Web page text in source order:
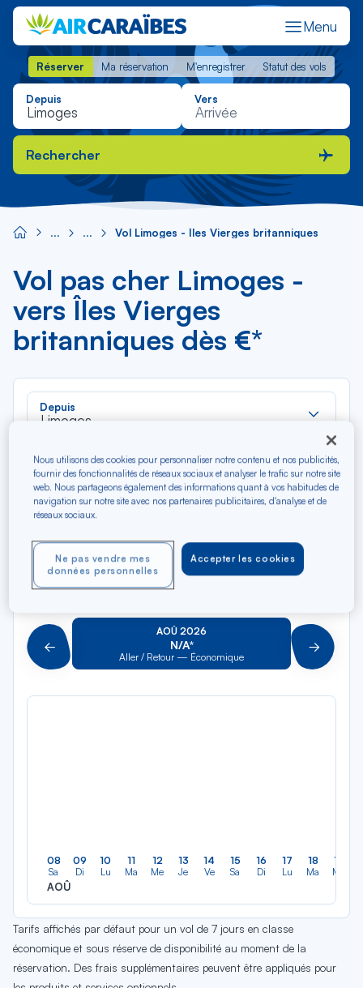
Menu
Réserver Ma réservation M'enregistrer Statut des vols
Réserver Ma réservation M'enregistrer Statut des vols
Depuis Vers
Rechercher
Vol Limoges - Îles Vierges britanniques
Vol pas cher Limoges -
vers Îles Vierges
britanniques dès €*
Depuis
Limoges
liste
Vers
Pour aller vers
la
Type de trajet
Aller-Retour Aller simple
Filtrer
Précédent
AOÛ 2026
N/A*
Aller / Retour — Économique Suivant
08
Sa
AOÛ
09
Di
10
Lu
11
Ma
12
Me
13
Je
14
Ve
15
Sa
16
Di
17
Lu
18
Ma
19
Me
Tarifs affichés par défaut pour un vol de 7 jours en classe
économique et sous réserve de disponibilité au moment de la
réservation. Des frais supplémentaires peuvent être appliqués pour
Nous utilisons des cookies pour personnaliser notre contenu et nos publicités,
fournir des fonctionnalités de réseaux sociaux et analyser le trafic sur notre site
web. Nous partageons également des informations quant à vos habitudes de
navigation sur notre site avec nos partenaires publicitaires, d'analyse et de
réseaux sociaux.
Accepter les cookies
Ne pas vendre mes
données personnelles